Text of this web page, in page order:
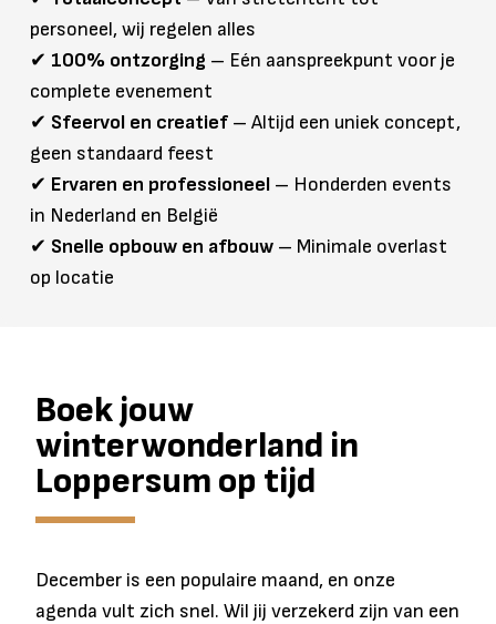
personeel, wij regelen alles
✔ 100% ontzorging – Eén aanspreekpunt voor je
complete evenement
✔ Sfeervol en creatief – Altijd een uniek concept,
geen standaard feest
✔ Ervaren en professioneel – Honderden events
in Nederland en België
✔ Snelle opbouw en afbouw – Minimale overlast
op locatie
Boek jouw
winterwonderland in
Loppersum op tijd
December is een populaire maand, en onze
agenda vult zich snel. Wil jij verzekerd zijn van een